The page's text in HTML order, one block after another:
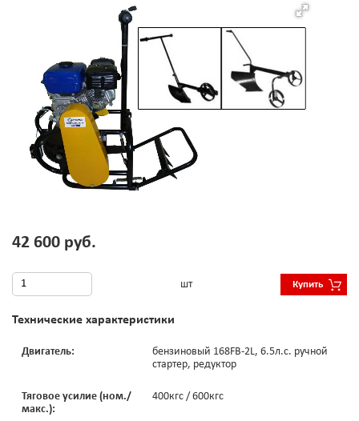
42 600 руб.
шт Купить
Технические характеристики
Двигатель:
бензиновый 168FB-2L, 6.5л.с. ручной
стартер, редуктор
Тяговое усилие (ном./
макс.):
400кгс / 600кгс